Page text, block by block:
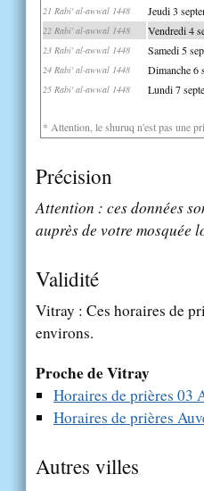
21 Rabi' al-awwal 1448 Jeudi 3
22 Rabi' al-awwal 1448 Vendredi 4
23 Rabi' al-awwal 1448 Samedi 5
24 Rabi' al-awwal 1448 Dimanche 6
25 Rabi' al-awwal 1448 Lundi 7
* Attention, le shuruq n'est pas une
Précision
Attention : ces données
auprès de votre mosquée
Validité
Vitray : Ces horaires de
environs.
Proche de Vitray
Horaires de prières 03
Horaires de prières
Autres villes